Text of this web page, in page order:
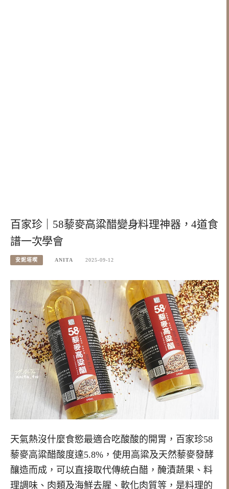
百家珍｜58藜麥高粱醋變身料理神器，4道食
譜一次學會
安妮塔喫 ANITA 2025-09-12
天氣熱沒什麼食慾最適合吃酸酸的開胃，百家珍58
藜麥高粱醋酸度達5.8%，使用高粱及天然藜麥發酵
釀造而成，可以直接取代傳統白醋，醃漬蔬果、料
理調味、肉類及海鮮去腥、軟化肉質等，是料理的